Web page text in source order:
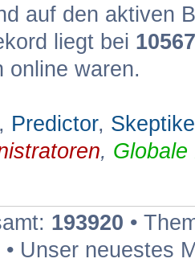
auf den aktiven
liegt bei 10567
online waren.
, Predictor,
, Globale
193920 •
• Unser neuestes